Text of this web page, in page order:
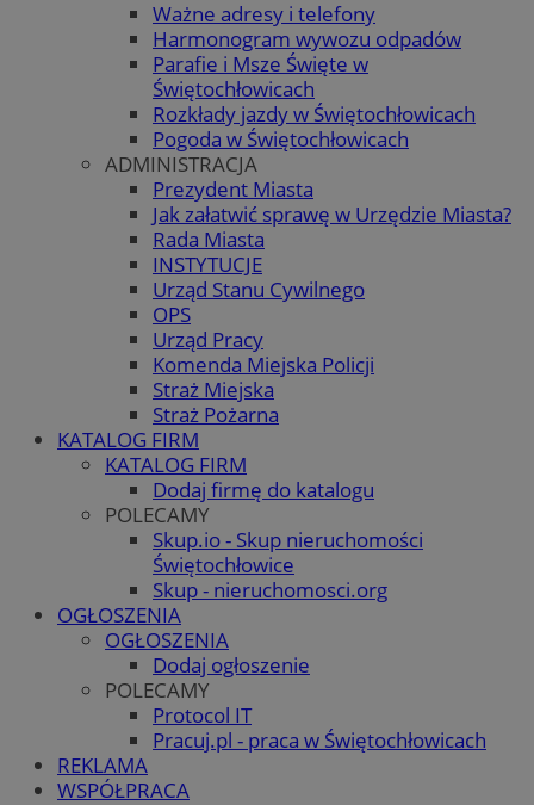
Ważne adresy i telefony
Harmonogram wywozu odpadów
Parafie i Msze Święte w
Świętochłowicach
Rozkłady jazdy w Świętochłowicach
Pogoda w Świętochłowicach
ADMINISTRACJA
Prezydent Miasta
Jak załatwić sprawę w Urzędzie Miasta?
Rada Miasta
INSTYTUCJE
Urząd Stanu Cywilnego
OPS
Urząd Pracy
Komenda Miejska Policji
Straż Miejska
Straż Pożarna
KATALOG FIRM
KATALOG FIRM
Dodaj firmę do katalogu
POLECAMY
Skup.io - Skup nieruchomości
Świętochłowice
Skup - nieruchomosci.org
OGŁOSZENIA
OGŁOSZENIA
Dodaj ogłoszenie
POLECAMY
Protocol IT
Pracuj.pl - praca w Świętochłowicach
REKLAMA
WSPÓŁPRACA